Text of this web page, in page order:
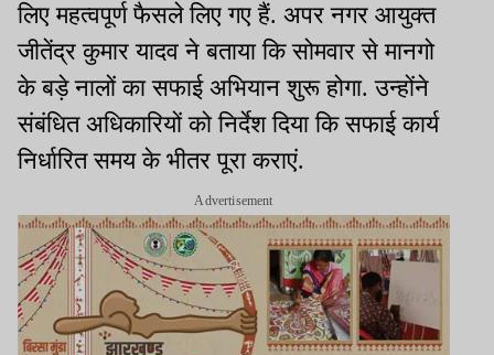
लिए महत्वपूर्ण फैसले लिए गए हैं. अपर नगर आयुक्त
जीतेंद्र कुमार यादव ने बताया कि सोमवार से मानगो
के बड़े नालों का सफाई अभियान शुरू होगा. उन्होंने
संबंधित अधिकारियों को निर्देश दिया कि सफाई कार्य
निर्धारित समय के भीतर पूरा कराएं.
Advertisement